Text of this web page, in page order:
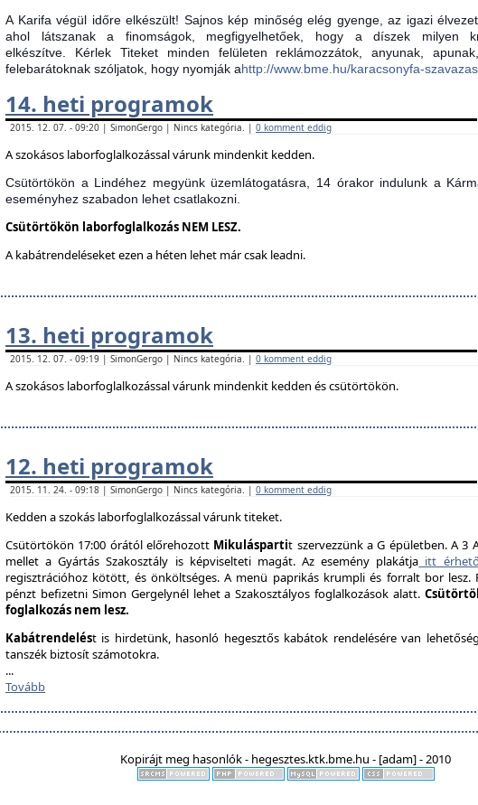
A Karifa végül időre elkészült! Sajnos kép minőség elég gyenge, az igazi
ahol látszanak a finomságok, megfigyelhetőek, hogy a díszek milyen
elkészítve. Kérlek Titeket minden felületen reklámozzátok, anyunak,
felebarátoknak szóljatok, hogy nyomják ahttp://www.bme.hu/karacsonyfa-szavazas
14. heti programok
2015. 12. 07. - 09:20 | SimonGergo | Nincs kategória. | 0 komment eddig
A szokásos laborfoglalkozással várunk mindenkit kedden.
Csütörtökön a Lindéhez megyünk üzemlátogatásra, 14 órakor indulunk a
eseményhez szabadon lehet csatlakozni.
Csütörtökön laborfoglalkozás NEM LESZ.
A kabátrendeléseket ezen a héten lehet már csak leadni.
13. heti programok
2015. 12. 07. - 09:19 | SimonGergo | Nincs kategória. | 0 komment eddig
A szokásos laborfoglalkozással várunk mindenkit kedden és csütörtökön.
12. heti programok
2015. 11. 24. - 09:18 | SimonGergo | Nincs kategória. | 0 komment eddig
Kedden a szokás laborfoglalkozással várunk titeket.
Csütörtökön 17:00 órától előrehozott Mikuláspartit szervezzünk a G épületben. A 3
mellet a Gyártás Szakosztály is képviselteti magát. Az esemény plakátja itt
regisztrációhoz kötött, és önköltséges. A menü paprikás krumpli és forralt bor lesz.
pénzt befizetni Simon Gergelynél lehet a Szakosztályos foglalkozások alatt.
foglalkozás nem lesz.
Kabátrendelést is hirdetünk, hasonló hegesztős kabátok rendelésére van
tanszék biztosít számotokra.
...
Tovább
Kopirájt meg hasonlók - hegesztes.ktk.bme.hu - [adam] - 2010